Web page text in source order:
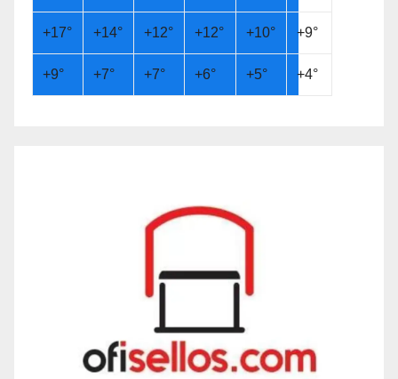
+17° +14° +12° +12° +10° +9°
+9° +7° +7° +6° +5° +4°